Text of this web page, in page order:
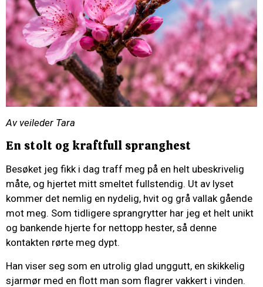
Av veileder Tara
En stolt og kraftfull spranghest
Besøket jeg fikk i dag traff meg på en helt ubeskrivelig
måte, og hjertet mitt smeltet fullstendig. Ut av lyset
kommer det nemlig en nydelig, hvit og grå vallak gående
mot meg. Som tidligere sprangrytter har jeg et helt unikt
og bankende hjerte for nettopp hester, så denne
kontakten rørte meg dypt.
Han viser seg som en utrolig glad unggutt, en skikkelig
sjarmør med en flott man som flagrer vakkert i vinden.